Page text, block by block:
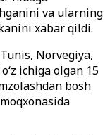
va ularning
xabar qildi.
Norvegiya,
ichiga olgan 15
bosh